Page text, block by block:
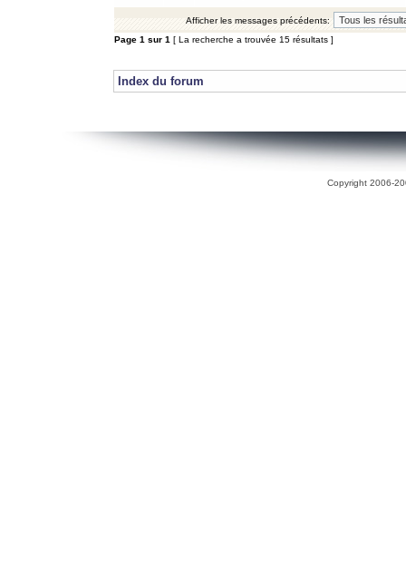
Afficher les messages précédents:
Page 1 sur 1 [ La recherche a trouvée 15 résultats ]
Index du forum
Copyright 2006-